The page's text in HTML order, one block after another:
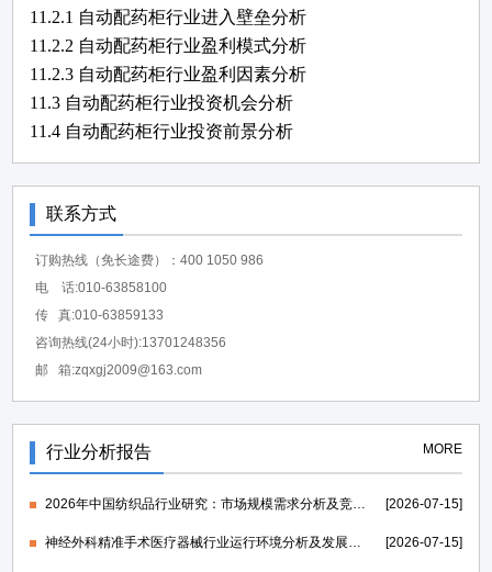
11.2.1 自动配药柜行业进入壁垒分析
11.2.2 自动配药柜行业盈利模式分析
11.2.3 自动配药柜行业盈利因素分析
11.3 自动配药柜行业投资机会分析
11.4 自动配药柜行业投资前景分析
联系方式
订购热线（免长途费）：400 1050 986
电 话:010-63858100
传 真:010-63859133
咨询热线(24小时):13701248356
邮 箱:zqxgj2009@163.com
行业分析报告 MORE
2026年中国纺织品行业研究：市场规模需求分析及竞争格局研究-中金企信发布 [2026-07-15]
神经外科精准手术医疗器械行业运行环境分析及发展策略研究报告-中金企信发布 [2026-07-15]